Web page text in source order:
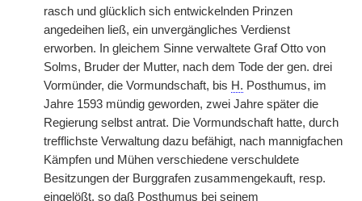
rasch und glücklich sich entwickelnden Prinzen
angedeihen ließ, ein unvergängliches Verdienst
erworben. In gleichem Sinne verwaltete Graf Otto von
Solms, Bruder der Mutter, nach dem Tode der gen. drei
Vormünder, die Vormundschaft, bis H. Posthumus, im
Jahre 1593 mündig geworden, zwei Jahre später die
Regierung selbst antrat. Die Vormundschaft hatte, durch
trefflichste Verwaltung dazu befähigt, nach mannigfachen
Kämpfen und Mühen verschiedene verschuldete
Besitzungen der Burggrafen zusammengekauft, resp.
eingelößt, so daß Posthumus bei seinem